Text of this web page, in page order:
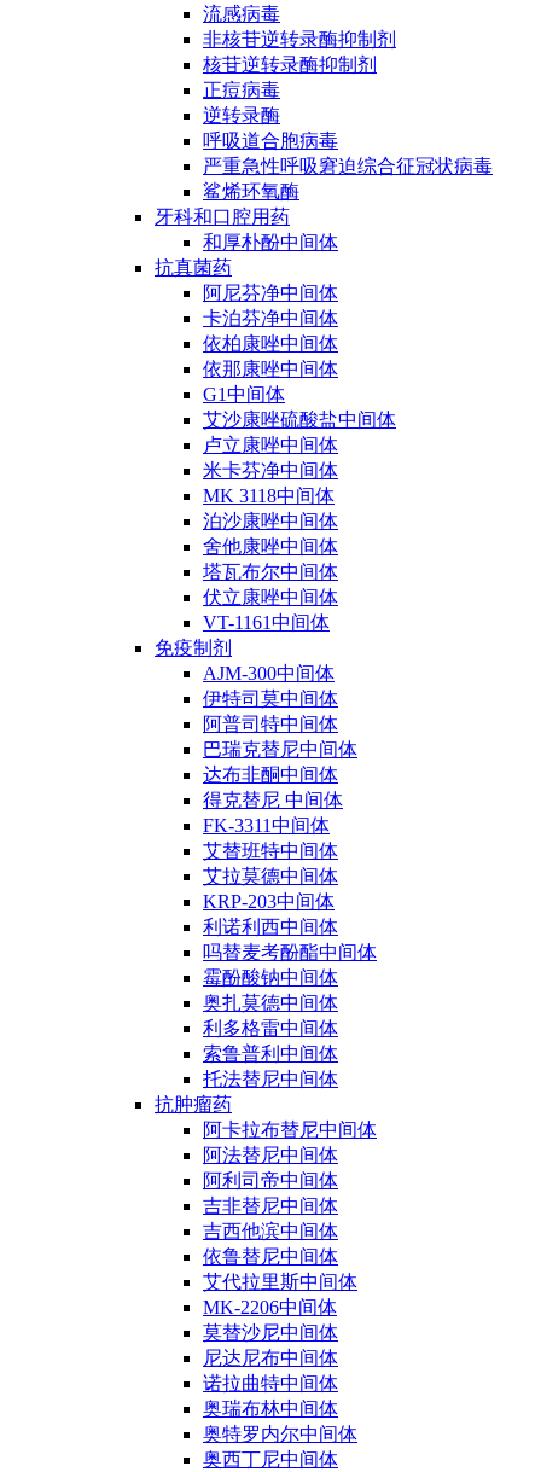
流感病毒
非核苷逆转录酶抑制剂
核苷逆转录酶抑制剂
正痘病毒
逆转录酶
呼吸道合胞病毒
严重急性呼吸窘迫综合征冠状病毒
鲨烯环氧酶
牙科和口腔用药
和厚朴酚中间体
抗真菌药
阿尼芬净中间体
卡泊芬净中间体
依柏康唑中间体
依那康唑中间体
G1中间体
艾沙康唑硫酸盐中间体
卢立康唑中间体
米卡芬净中间体
MK 3118中间体
泊沙康唑中间体
舍他康唑中间体
塔瓦布尔中间体
伏立康唑中间体
VT-1161中间体
免疫制剂
AJM-300中间体
伊特司莫中间体
阿普司特中间体
巴瑞克替尼中间体
达布非酮中间体
得克替尼 中间体
FK-3311中间体
艾替班特中间体
艾拉莫德中间体
KRP-203中间体
利诺利西中间体
吗替麦考酚酯中间体
霉酚酸钠中间体
奥扎莫德中间体
利多格雷中间体
索鲁普利中间体
托法替尼中间体
抗肿瘤药
阿卡拉布替尼中间体
阿法替尼中间体
阿利司帝中间体
吉非替尼中间体
吉西他滨中间体
依鲁替尼中间体
艾代拉里斯中间体
MK-2206中间体
莫替沙尼中间体
尼达尼布中间体
诺拉曲特中间体
奥瑞布林中间体
奥特罗内尔中间体
奥西丁尼中间体